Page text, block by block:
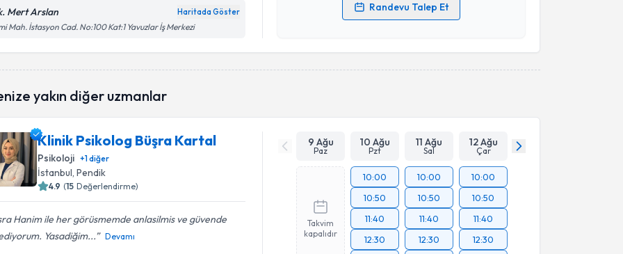
Mert Arslan Haritada Göster
Mah. İstasyon Cad. No:100 Kat:1 Yavuzlar İş Merkezi
Randevu Talep Et
Kişisel verilerimin işlenmesine ilişkinAydınlatma Metni
işlenmesini kabul ediyorum.
yakın diğer uzmanlar
Klinik Psikolog Büşra Kartal
Psikoloji +1diğer
İstanbul, Pendik
4.9 (15 Değerlendirme)
Hanim ile her görüsmemde anlasilmis ve güvende
Yasadiğim...
Devamı
9 Ağu
Paz
10 Ağu
Pzt
11 Ağu
Sal
12 Ağu
Çar
Takvim
kapalıdır
10:00
10:50
11:40
12:30
10:00
10:50
11:40
12:30
10:00
10:50
11:40
12:30